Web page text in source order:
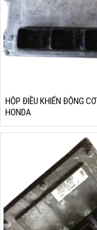
HỘP ĐIỀU KHIỂN ĐỘNG CƠ
HONDA